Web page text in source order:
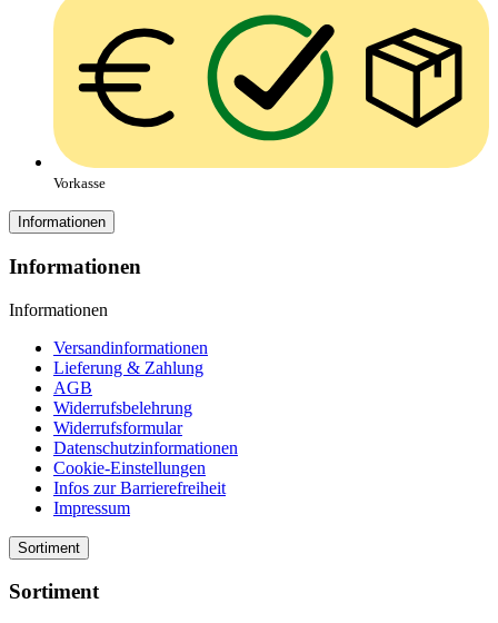
Vorkasse
Informationen
Informationen
Informationen
Versandinformationen
Lieferung & Zahlung
AGB
Widerrufsbelehrung
Widerrufsformular
Datenschutzinformationen
Cookie-Einstellungen
Infos zur Barrierefreiheit
Impressum
Sortiment
Sortiment